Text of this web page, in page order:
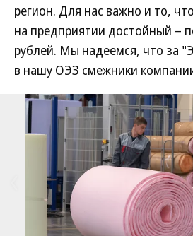
регион. Для нас важно и то,
на предприятии достойный –
рублей. Мы надеемся, что за
в нашу ОЭЗ смежники